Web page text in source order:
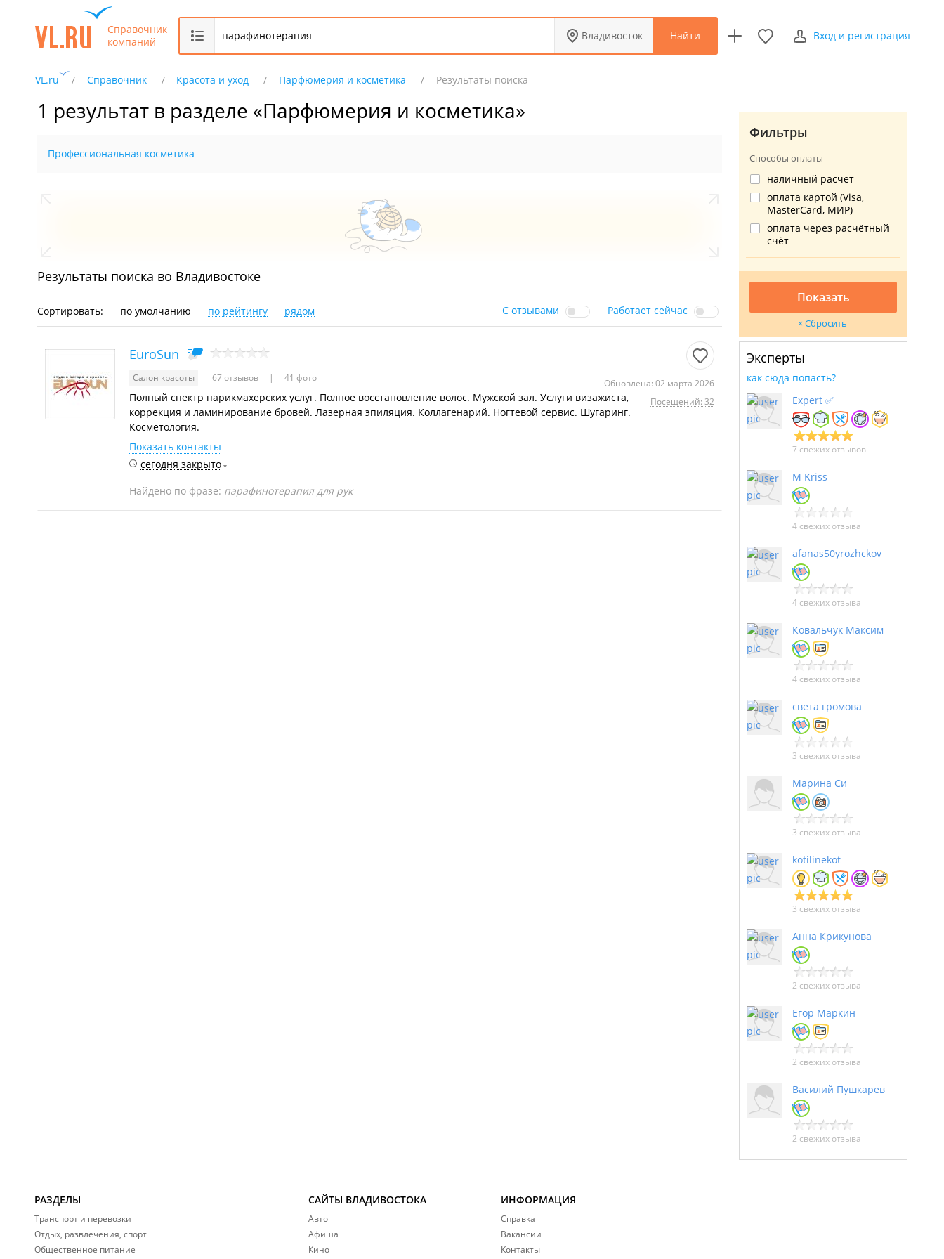
Справочник
компаний
Владивосток Найти Вход и регистрация
VL.ru Справочник Красота и уход Парфюмерия и косметика Результаты поиска
1 результат в разделе «Парфюмерия и косметика»
Профессиональная косметика
Результаты поиска во Владивостоке
Сортировать: по умолчанию по рейтингу рядом С отзывами Работает сейчас
EuroSun
Салон красоты 67 отзывов 41 фото
Обновлена: 02 марта 2026
Посещений: 32
Полный спектр парикмахерских услуг. Полное восстановление волос. Мужской зал. Услуги визажиста,
коррекция и ламинирование бровей. Лазерная эпиляция. Коллагенарий. Ногтевой сервис. Шугаринг.
Косметология.
Показать контакты
сегодня закрыто
Найдено по фразе: парафинотерапия для рук
Фильтры
Способы оплаты
наличный расчёт
оплата картой (Visa,
MasterCard, МИР)
оплата через расчётный
счёт
Показать
Сбросить
Эксперты
как сюда попасть?
Expert ✅
7 свежих отзывов
M Kriss
4 свежих отзыва
afanas50yrozhckov
4 свежих отзыва
Ковальчук Максим
4 свежих отзыва
света громова
3 свежих отзыва
Марина Си
3 свежих отзыва
kotilinekot
3 свежих отзыва
Анна Крикунова
2 свежих отзыва
Егор Маркин
2 свежих отзыва
Василий Пушкарев
2 свежих отзыва
РАЗДЕЛЫ
Транспорт и перевозки
Отдых, развлечения, спорт
Общественное питание
САЙТЫ ВЛАДИВОСТОКА
Авто
Афиша
Кино
ИНФОРМАЦИЯ
Справка
Вакансии
Контакты